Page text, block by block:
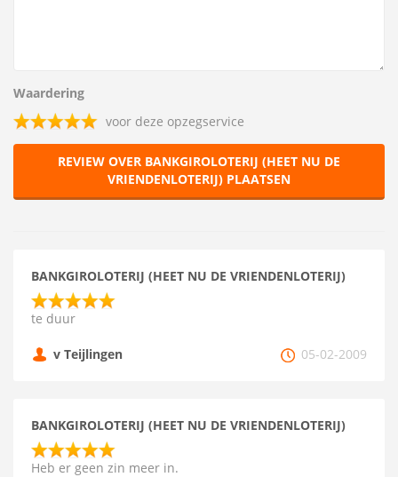
Waardering
voor deze opzegservice
REVIEW OVER BANKGIROLOTERIJ (HEET NU DE
VRIENDENLOTERIJ) PLAATSEN
BANKGIROLOTERIJ (HEET NU DE VRIENDENLOTERIJ)
te duur
v Teijlingen 05-02-2009
BANKGIROLOTERIJ (HEET NU DE VRIENDENLOTERIJ)
Heb er geen zin meer in.